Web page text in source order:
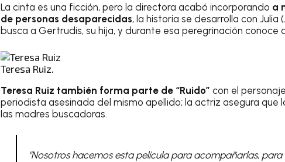
La cinta es una ficción, pero la directora acabó incorporando a
de personas desaparecidas, la historia se desarrolla con Julia
busca a Gertrudis, su hija, y durante esa peregrinación conoce
Teresa Ruiz.
Teresa Ruiz también forma parte de “Ruido” con el
periodista asesinada del mismo apellido; la actriz asegura que
las madres buscadoras.
"Nosotros hacemos esta película para acompañarlas,